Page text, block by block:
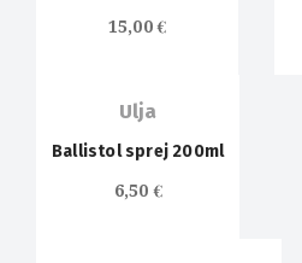
15,00€
Ulja
Ballistol sprej 200ml
6,50€